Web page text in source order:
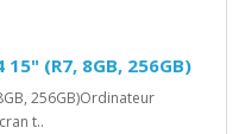
(R7, 8GB, 256GB)
256GB)Ordinateur
t..